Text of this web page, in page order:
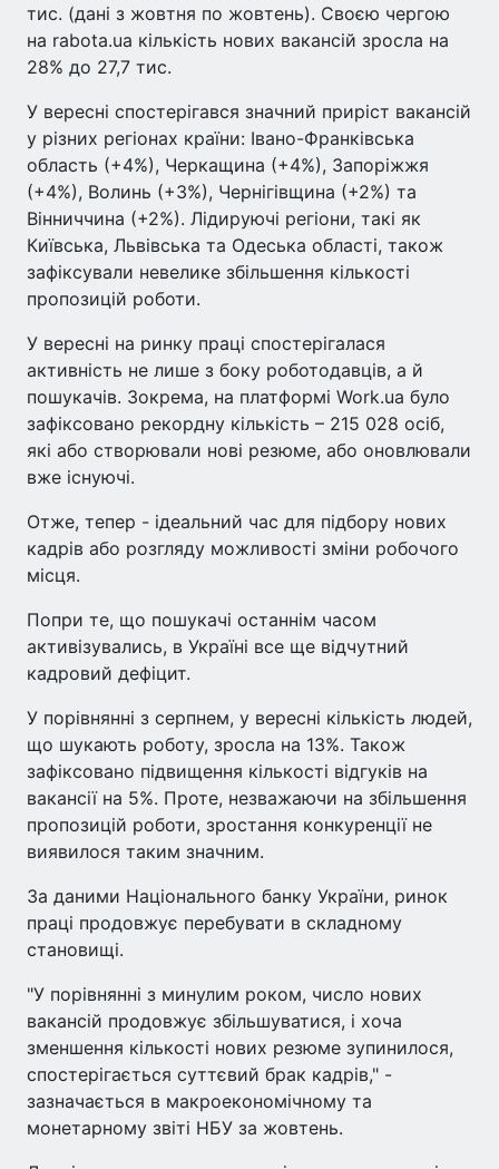
тис. (дані з жовтня по жовтень). Своєю чергою
на rabota.ua кількість нових вакансій зросла на
28% до 27,7 тис.
У вересні спостерігався значний приріст вакансій
у різних регіонах країни: Івано-Франківська
область (+4%), Черкащина (+4%), Запоріжжя
(+4%), Волинь (+3%), Чернігівщина (+2%) та
Вінниччина (+2%). Лідируючі регіони, такі як
Київська, Львівська та Одеська області, також
зафіксували невелике збільшення кількості
пропозицій роботи.
У вересні на ринку праці спостерігалася
активність не лише з боку роботодавців, а й
пошукачів. Зокрема, на платформі Work.ua було
зафіксовано рекордну кількість – 215 028 осіб,
які або створювали нові резюме, або оновлювали
вже існуючі.
Отже, тепер - ідеальний час для підбору нових
кадрів або розгляду можливості зміни робочого
місця.
Попри те, що пошукачі останнім часом
активізувались, в Україні все ще відчутний
кадровий дефіцит.
У порівнянні з серпнем, у вересні кількість людей,
що шукають роботу, зросла на 13%. Також
зафіксовано підвищення кількості відгуків на
вакансії на 5%. Проте, незважаючи на збільшення
пропозицій роботи, зростання конкуренції не
виявилося таким значним.
За даними Національного банку України, ринок
праці продовжує перебувати в складному
становищі.
"У порівнянні з минулим роком, число нових
вакансій продовжує збільшуватися, і хоча
зменшення кількості нових резюме зупинилося,
спостерігається суттєвий брак кадрів," -
зазначається в макроекономічному та
монетарному звіті НБУ за жовтень.